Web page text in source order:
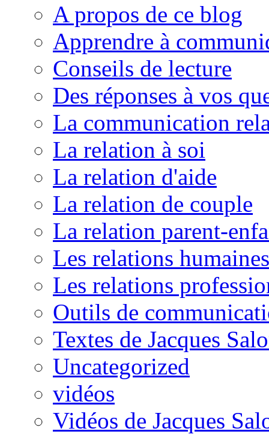
A propos de ce blog
Apprendre à
Conseils de lecture
Des réponses à vos
La communication
La relation à soi
La relation d'aide
La relation de couple
La relation parent-
Les relations humaines
Les relations
Outils de
Textes de Jacques
Uncategorized
vidéos
Vidéos de Jacques